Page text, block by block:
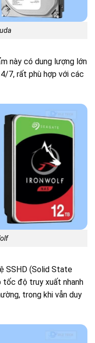
này có dung lượng lớn
7, rất phù hợp với các
SSHD (Solid State
tốc độ truy xuất nhanh
trong khi vẫn duy